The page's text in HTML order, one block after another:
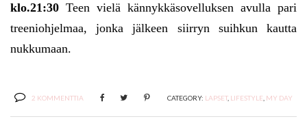
klo.21:30 Teen vielä kännykkäsovelluksen avulla pari
treeniohjelmaa, jonka jälkeen siirryn suihkun kautta
nukkumaan.
2 KOMMENTTIA CATEGORY: LAPSET, LIFESTYLE MY DAY